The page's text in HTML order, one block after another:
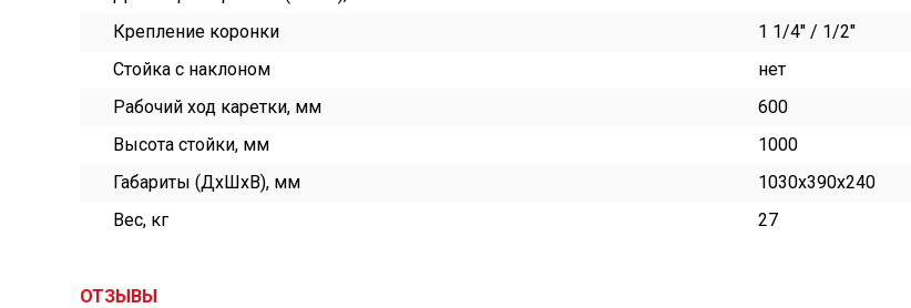
Крепление коронки
1 1/4" / 1/2"
Стойка с наклоном
нет
Рабочий ход каретки, мм
600
Высота стойки, мм
1000
Габариты (ДхШхВ), мм
1030х390х240
Вес, кг
27
ОТЗЫВЫ